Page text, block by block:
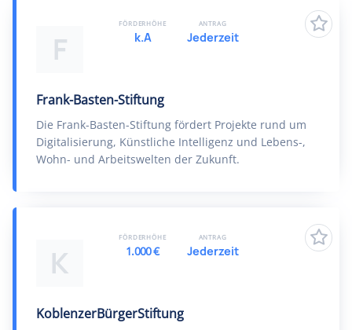
F
Frank-Basten-Stiftung
Die Frank-Basten-Stiftung fördert Projekte rund um
Digitalisierung, Künstliche Intelligenz und Lebens-,
Wohn- und Arbeitswelten der Zukunft.
FÖRDERHÖHE
k.A
ANTRAG
Jederzeit
K
KoblenzerBürgerStiftung
FÖRDERHÖHE
1.000 €
ANTRAG
Jederzeit